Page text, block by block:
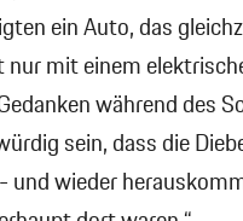
ein Auto, das
nur mit einem
während des
sein, dass die
und wieder